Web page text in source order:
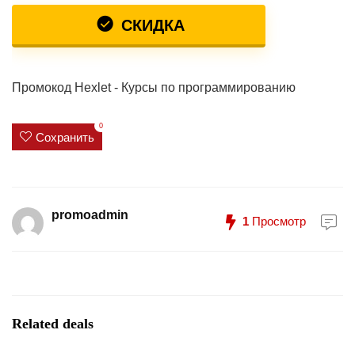
СКИДКА
Промокод Hexlet - Курсы по программированию
Сохранить
0
promoadmin 1 Просмотр
Related deals